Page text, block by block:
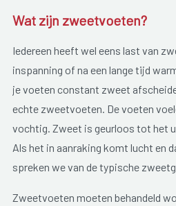
Wat zijn zweetvoeten?
Iedereen heeft wel eens last van
inspanning of na een lange tijd
je voeten constant zweet
echte zweetvoeten. De voeten
vochtig. Zweet is geurloos tot het
Als het in aanraking komt lucht en
spreken we van de typische
Zweetvoeten moeten behandeld